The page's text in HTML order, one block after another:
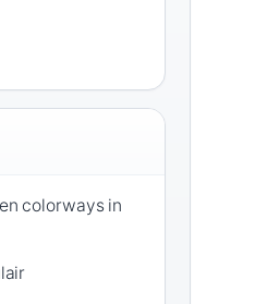
colorways in